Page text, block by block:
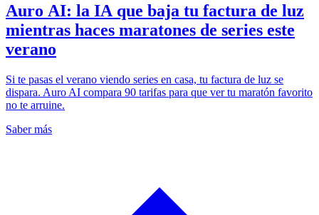
Auro AI: la IA que baja tu factura de luz
mientras haces maratones de series este
verano
Si te pasas el verano viendo series en casa, tu factura de luz se
dispara. Auro AI compara 90 tarifas para que ver tu maratón favorito
no te arruine.
Saber más